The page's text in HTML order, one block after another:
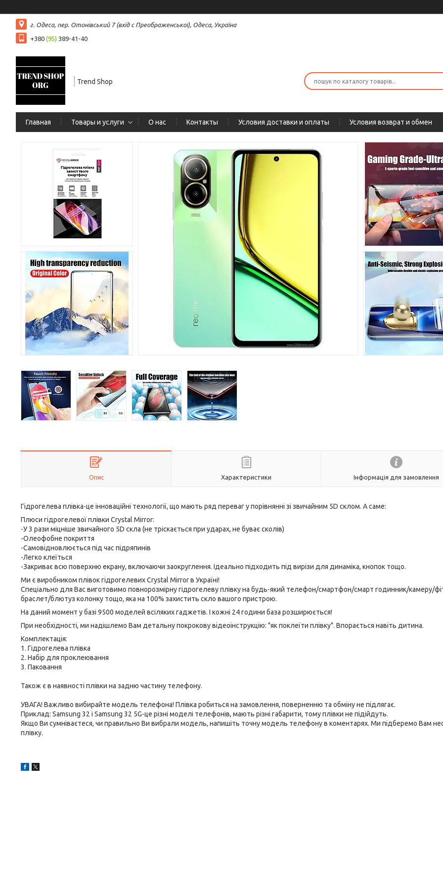
г. Одеса, пер. Отонівський 7 (вхід с Преображенської), Одеса, Україна
+380 (95) 389-41-40
Trend Shop
Главная Товары и услуги О нас Контакты Условия доставки и оплаты Условия возврат и обмен
Опис Характеристики Інформація для замовлення
Гідрогелева плівка-це інноваційні технології, що мають ряд переваг у порівнянні зі звичайним 5D склом. А саме:
Плюси гідрогелевої плівки Crystal Mirror:
-У 3 рази міцніше звичайного 5D скла (не тріскається при ударах, не буває сколів)
-Олеофобне покриття
-Самовідновлюється під час підряпинів
-Легко клеїться
-Закриває всю поверхню екрану, включаючи заокруглення. Ідеально підходить під вирізи для динаміка, кнопок тощо.
Ми є виробником плівок гідрогелевих Crystal Mirror в Україні!
Спеціально для Вас виготовимо повнорозмірну гідрогелеву плівку на будь-який телефон/смартфон/смарт годинник/камеру/
браслет/блютуз колонку тощо, яка на 100% захистить скло вашого пристрою.
На даний момент у базі 9500 моделей всіляких гаджетів. І кожні 24 години база розширюється!
При необхідності, ми надішлемо Вам детальну покрокову відеоінструкцію: "як поклеїти плівку". Впорається навіть дитина.
Комплектація:
1. Гідрогелева плівка
2. Набір для проклеювання
3. Паковання
Також є в наявності плівки на задню частину телефону.
УВАГА! Важливо вибирайте модель телефона! Плівка робиться на замовлення, поверненню та обміну не підлягає.
Приклад: Samsung 32 і Samsung 32 5G-це різні моделі телефонів, мають різні габарити, тому плівки не підійдуть.
Якщо Ви сумніваєтеся, чи правильно Ви вибрали модель, напишіть точну модель телефону в коментарях. Ми підберемо Вам
плівку.